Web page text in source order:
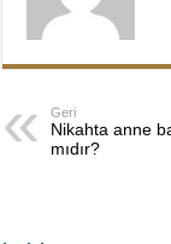
Geri
Nikahta anne
mıdır?